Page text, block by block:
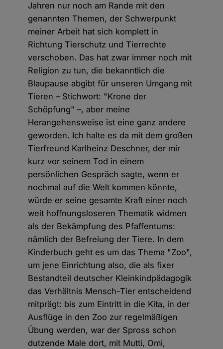
Jahren nur noch am Rande mit den
genannten Themen, der Schwerpunkt
meiner Arbeit hat sich komplett in
Richtung Tierschutz und Tierrechte
verschoben. Das hat zwar immer noch mit
Religion zu tun, die bekanntlich die
Blaupause abgibt für unseren Umgang mit
Tieren – Stichwort: "Krone der
Schöpfung" –, aber meine
Herangehensweise ist eine ganz andere
geworden. Ich halte es da mit dem großen
Tierfreund Karlheinz Deschner, der mir
kurz vor seinem Tod in einem
persönlichen Gespräch sagte, wenn er
nochmal auf die Welt kommen könnte,
würde er seine gesamte Kraft einer noch
weit hoffnungsloseren Thematik widmen
als der Bekämpfung des Pfaffentums:
nämlich der Befreiung der Tiere. In dem
Kinderbuch geht es um das Thema "Zoo",
um jene Einrichtung also, die als fixer
Bestandteil deutscher Kleinkindpädagogik
das Verhältnis Mensch-Tier entscheidend
mitprägt: bis zum Eintritt in die Kita, in der
Ausflüge in den Zoo zur regelmäßigen
Übung werden, war der Spross schon
dutzende Male dort, mit Mutti, Omi,